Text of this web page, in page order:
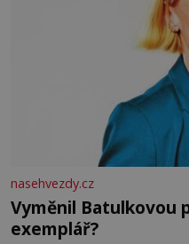
nasehvezdy.cz
Vyměnil Batulkovou
exemplář?